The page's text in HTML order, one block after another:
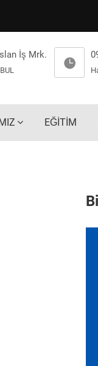
İş Mrk.
EĞİTİM